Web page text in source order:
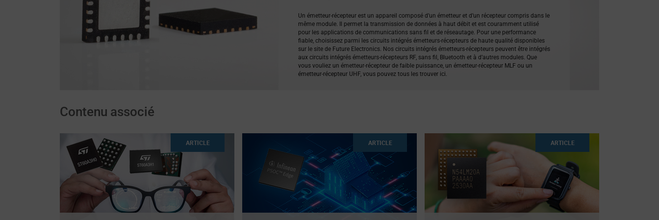
Un émetteur-récepteur est un appareil composé d’un émetteur et d’un récepteur compris dans le
même module. Il permet la transmission de données à haut débit et est couramment utilisé
pour les applications de communications sans fil et de réseautage. Pour une performance
fiable, choisissez parmi les circuits intégrés émetteurs-récepteurs de haute qualité disponibles
sur le site de Future Electronics. Nos circuits intégrés émetteurs-récepteurs peuvent être intégrés
aux circuits intégrés émetteurs-récepteurs RF, sans fil, Bluetooth et à d’autres modules. Que
vous vouliez un émetteur-récepteur de faible puissance, un émetteur-récepteur MLF ou un
émetteur-récepteur UHF, vous pouvez tous les trouver ici.
Contenu associé
ARTICLE ARTICLE ARTICLE